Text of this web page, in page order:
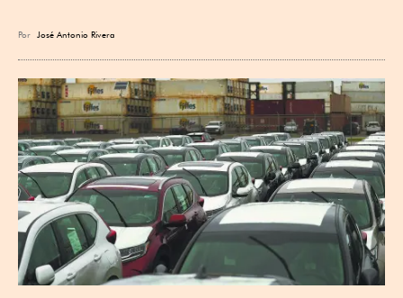
Por José Antonio Rivera